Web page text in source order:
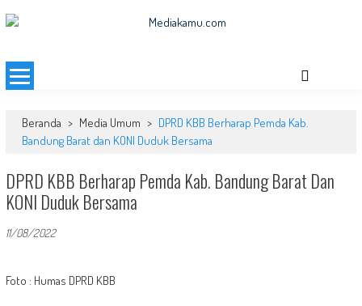
to
Beranda > Media Umum > DPRD KBB Berharap Pemda Kab.
Bandung Barat dan KONI Duduk Bersama
DPRD KBB Berharap Pemda Kab. Bandung Barat Dan
KONI Duduk Bersama
11/08/2022
Foto : Humas DPRD KBB